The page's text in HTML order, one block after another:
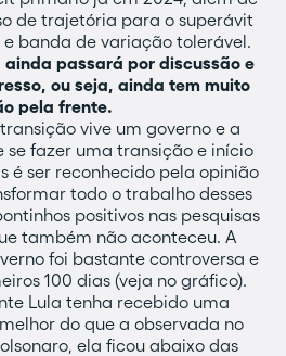
de trajetória para o superávit
banda de variação tolerável.
passará por discussão e
ou seja, ainda tem muito
pela frente.
vive um governo e a
fazer uma transição e início
é ser reconhecido pela opinião
todo o trabalho desses
positivos nas pesquisas
também não aconteceu. A
foi bastante controversa e
100 dias (veja no gráfico).
Lula tenha recebido uma
do que a observada no
ela ficou abaixo das